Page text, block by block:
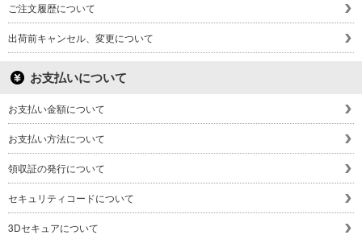
ご注文履歴について
出荷前キャンセル、変更について
お支払いについて
お支払い金額について
お支払い方法について
領収証の発行について
セキュリティコードについて
3Dセキュアについて